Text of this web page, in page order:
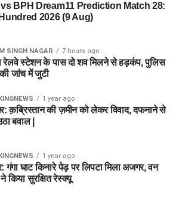
vs BPH Dream11 Prediction Match 28:
2026 (9 Aug)
SINGH NAGAR 7 hours ago
रेलवे स्टेशन के पास दो शव मिलने से हड़कंप, पुलिस
जांच में जुटी
1 year ago
क़ब्रिस्तान की ज़मीन को लेकर विवाद, दफनाने से
बवाल |
1 year ago
गंगा घाट किनारे पेड़ पर लिपटा मिला अजगर, वन
ने किया सुरक्षित रेस्क्यू